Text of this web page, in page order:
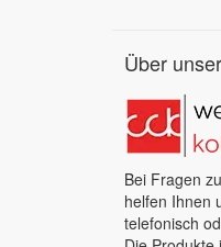
Über
Bei Fragen
helfen Ihnen
telefonisch